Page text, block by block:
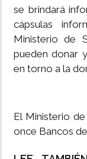
se brindará
cápsulas
Ministerio de
pueden donar
en torno a la
El Ministerio
once Bancos